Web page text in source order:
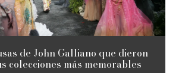
de John Galliano que dieron
colecciones más memorables